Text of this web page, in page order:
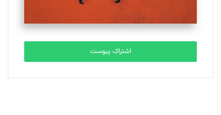
مصطفی مسجدی آرانی
تحریریه
بابک نقاش
تحریریه
اشتراک پیوست